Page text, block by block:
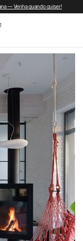
— Venha quando quiser!